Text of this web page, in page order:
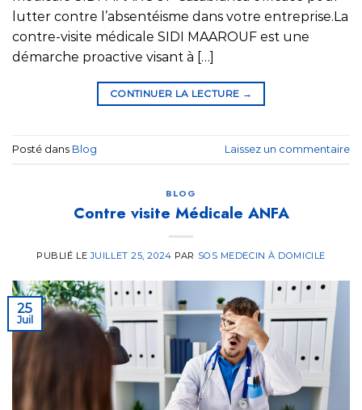
lutter contre l’absentéisme dans votre entreprise.La
contre-visite médicale SIDI MAAROUF est une
démarche proactive visant à […]
CONTINUER LA LECTURE →
Posté dans Blog Laissez un commentaire
BLOG
Contre visite Médicale ANFA
PUBLIÉ LEJUILLET 25, 2024 PAR SOS MEDECIN À DOMICILE
25
Juil